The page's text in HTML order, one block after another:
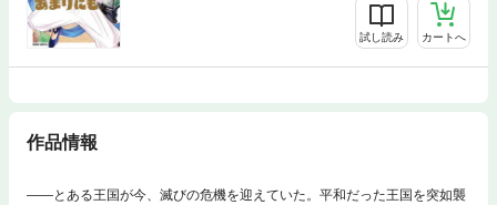
試し読み カートへ
作品情報
――とある王国が今、滅びの危機を迎えていた。平和だった王国を突如襲